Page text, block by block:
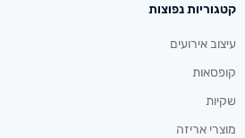
קטגוריות נפוצות
עיצוב אירועים
קופסאות
שקיות
מוצרי אריזה